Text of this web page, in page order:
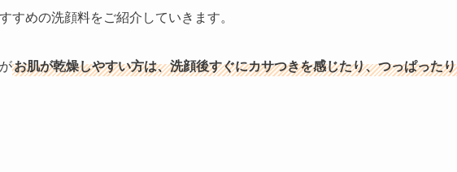
すめの洗顔料をご紹介していきます。
お肌が乾燥しやすい方は、洗顔後すぐにカサつきを感じたり、つっぱったり